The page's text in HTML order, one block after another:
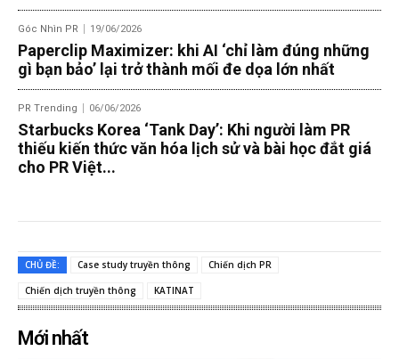
Góc Nhìn PR 19/06/2026
Paperclip Maximizer: khi AI ‘chỉ làm đúng những
gì bạn bảo’ lại trở thành mối đe dọa lớn nhất
PR Trending 06/06/2026
Starbucks Korea ‘Tank Day’: Khi người làm PR
thiếu kiến thức văn hóa lịch sử và bài học đắt giá
cho PR Việt...
CHỦ ĐỀ: Case study truyền thông Chiến dịch PR
Chiến dịch truyền thông KATINAT
Mới nhất